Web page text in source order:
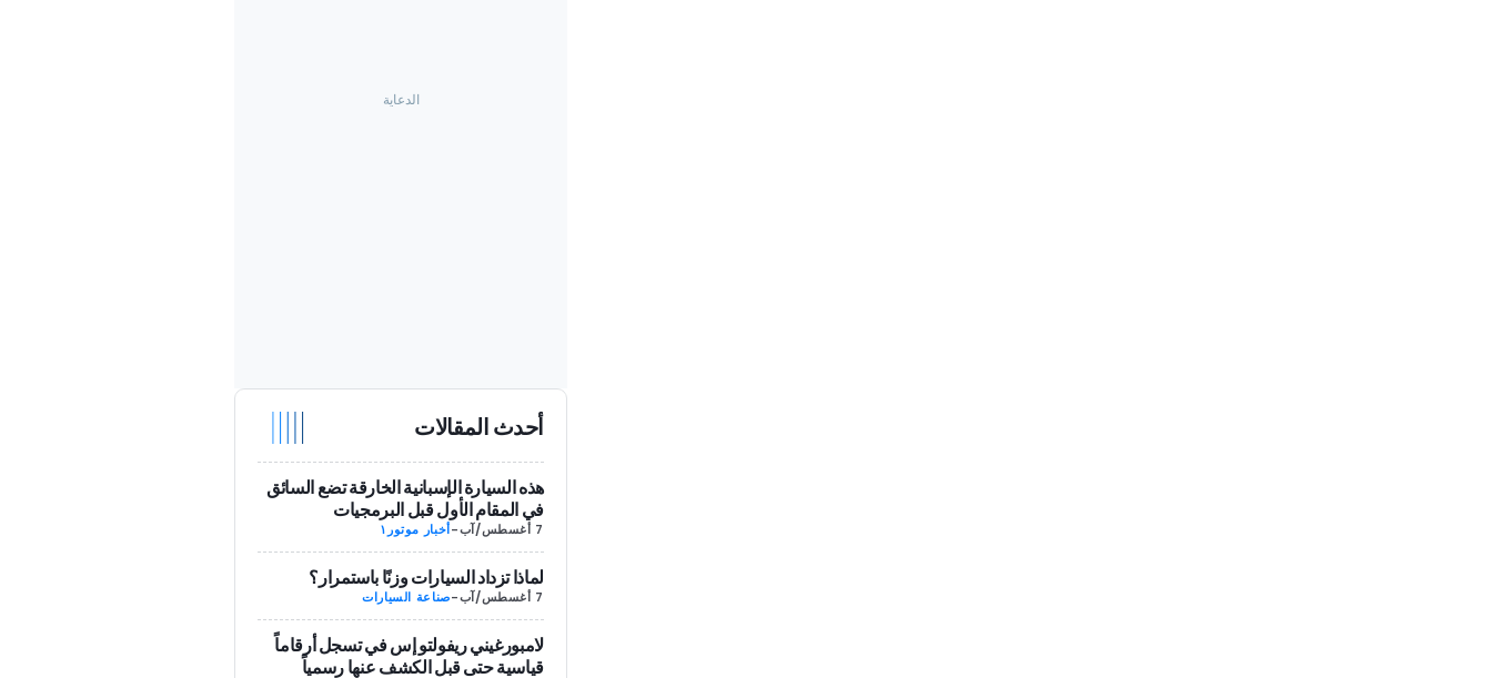
أحدث المقالات
هذه السيارة الإسبانية الخارقة تضع السائق
في المقام الأول قبل البرمجيات
7 أغسطس/آب -أخبار موتور١
لماذا تزداد السيارات وزنًا باستمرار؟
7 أغسطس/آب -صناعة السيارات
لامبورغيني ريفولتو إس في تسجل أرقاماً
قياسية حتى قبل الكشف عنها رسمياً